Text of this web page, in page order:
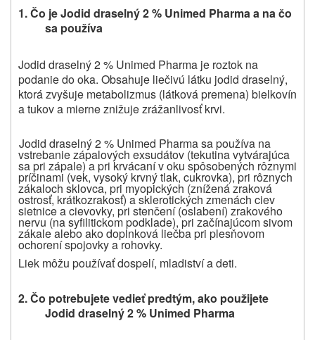
1.Čo jeJodid draselný 2 % Unimed Pharmaa na čo
sa používa
Jodid draselný 2 % Unimed Pharma je roztok na
podanie do oka. Obsahuje liečivú látku jodid draselný,
ktorá zvyšuje metabolizmus (látková premena) bielkovín
a tukov a mierne znižuje zrážanlivosť krvi.
Jodid draselný 2 % Unimed Pharma sa používa na
vstrebanie zápalových exsudátov (tekutina vytvárajúca
sa pri zápale) a pri krvácaní v oku spôsobených rôznymi
príčinami (vek, vysoký krvný tlak, cukrovka), pri rôznych
zákaloch sklovca, pri myopických (znížená zraková
ostrosť, krátkozrakosť) a sklerotických zmenách ciev
sietnice a cievovky, pri stenčení (oslabení) zrakového
nervu (na syfilitickom podklade), pri začínajúcom sivom
zákale alebo ako doplnková liečba pri plesňovom
ochorení spojovky a rohovky.
Liek môžu používať dospelí, mladiství a deti.
2. Čo potrebujete vedieť predtým, ako použijete
Jodid draselný 2 % Unimed Pharma